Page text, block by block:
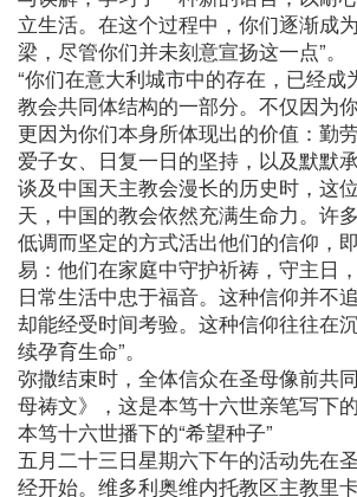
立生活。在这个过程中，你们逐渐成
梁，尽管你们并未刻意宣扬这一点”。
“你们在意大利城市中的存在，已经成
教会共同体结构的一部分。不仅因为
更因为你们本身所体现出的价值：勤
爱子女、日复一日的坚持，以及默默承
谈及中国天主教会漫长的历史时，这
天，中国的教会依然充满生命力。许
低调而坚定的方式活出他们的信仰，
易：他们在家庭中守护祈祷，守主日
日常生活中忠于福音。这种信仰并不
却能经受时间考验。这种信仰往往在
续孕育生命”。
弥撒结束时，全体信众在圣母像前共
母祷文》，这是本笃十六世亲笔写下的
本笃十六世播下的“希望种子”
五月二十三日星期六下午的活动先在
经开始。维多利奥维内托教区主教里